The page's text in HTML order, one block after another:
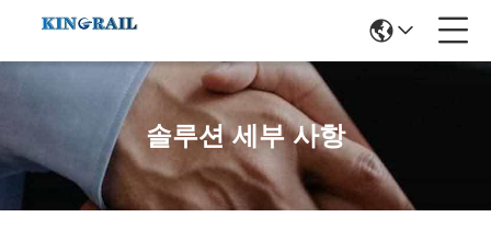
솔루션 세부 사항